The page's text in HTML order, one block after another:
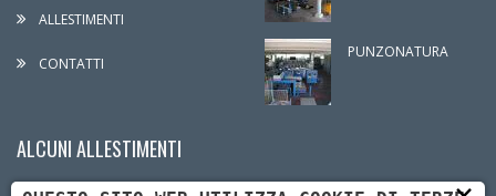
ALLESTIMENTI
CONTATTI
PUNZONATURA
ALCUNI ALLESTIMENTI